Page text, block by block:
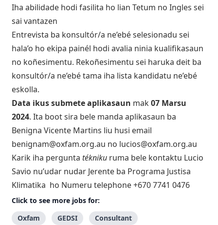
Iha abilidade hodi fasilita ho lian Tetum no Ingles sei
sai vantazen
Entrevista ba konsultór/a ne’ebé selesionadu sei
hala’o ho ekipa painél hodi avalia ninia kualifikasaun
no koñesimentu. Rekoñesimentu sei haruka deit ba
konsultór/a ne’ebé tama iha lista kandidatu ne’ebé
eskolla.
Data ikus submete aplikasaun mak07 Marsu
2024. Ita boot sira bele manda aplikasaun ba
Benigna Vicente Martins liu husi email
benignam@oxfam.org.au no lucios@oxfam.org.au
Karik iha pergunta tékniku ruma bele kontaktu Lucio
Savio nu’udar nudar Jerente ba Programa Justisa
Klimatika ho Numeru telephone +670 7741 0476
Click to see more jobs for:
Oxfam
GEDSI Consultant